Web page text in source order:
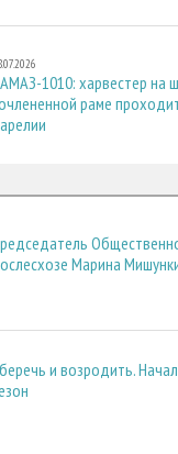
1010: харвестер на
раме
Марина
и возродить.